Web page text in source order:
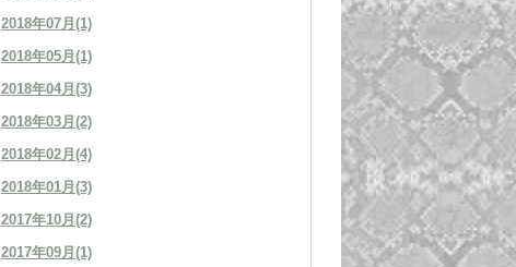
2018年07月(1)
2018年05月(1)
2018年04月(3)
2018年03月(2)
2018年02月(4)
2018年01月(3)
2017年10月(2)
2017年09月(1)